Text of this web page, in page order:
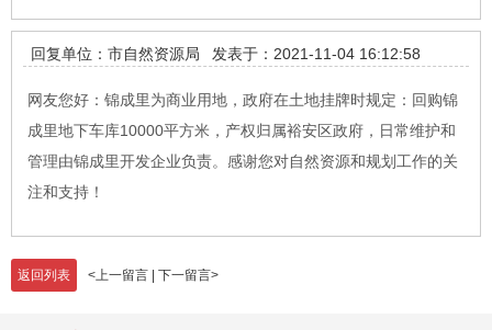
回复单位：市自然资源局 发表于：2021-11-04 16:12:58
网友您好：锦成里为商业用地，政府在土地挂牌时规定：回购锦
成里地下车库10000平方米，产权归属裕安区政府，日常维护和
管理由锦成里开发企业负责。感谢您对自然资源和规划工作的关
注和支持！
返回列表 <上一留言 下一留言>